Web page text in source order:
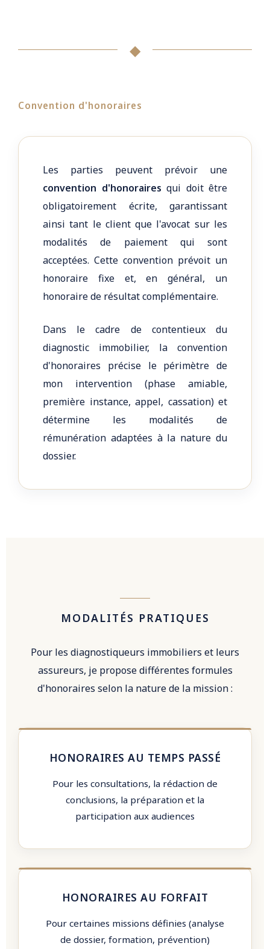
◆
Convention d'honoraires
Les parties peuvent prévoir une
convention d'honoraires qui doit être
obligatoirement écrite, garantissant
ainsi tant le client que l'avocat sur les
modalités de paiement qui sont
acceptées. Cette convention prévoit un
honoraire fixe et, en général, un
honoraire de résultat complémentaire.
Dans le cadre de contentieux du
diagnostic immobilier, la convention
d'honoraires précise le périmètre de
mon intervention (phase amiable,
première instance, appel, cassation) et
détermine les modalités de
rémunération adaptées à la nature du
dossier.
MODALITÉS PRATIQUES
Pour les diagnostiqueurs immobiliers et leurs
assureurs, je propose différentes formules
d'honoraires selon la nature de la mission :
HONORAIRES AU TEMPS PASSÉ
Pour les consultations, la rédaction de
conclusions, la préparation et la
participation aux audiences
HONORAIRES AU FORFAIT
Pour certaines missions définies (analyse
de dossier, formation, prévention)